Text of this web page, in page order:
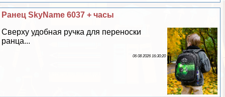
Ранец SkyName 6037 + часы
Сверху удобная ручка для переноски
ранца...
06 08 2026 16:30:20